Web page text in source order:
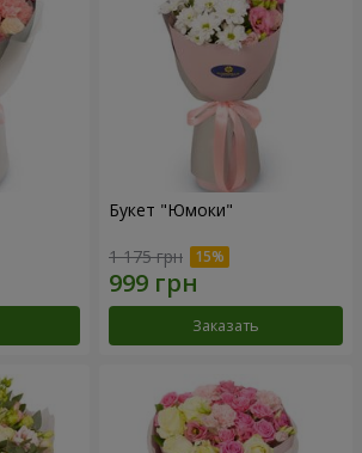
Букет "Юмоки"
1 175 грн
Заказать